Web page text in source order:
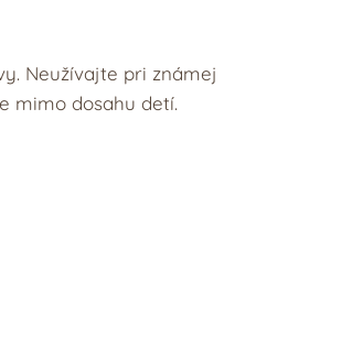
Neužívajte pri známej
mimo dosahu detí.